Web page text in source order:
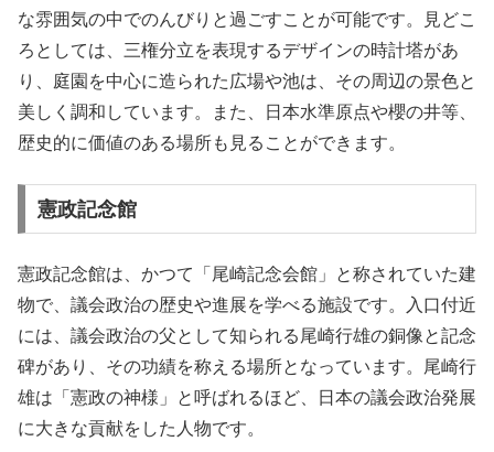
な雰囲気の中でのんびりと過ごすことが可能です。見どこ
ろとしては、三権分立を表現するデザインの時計塔があ
り、庭園を中心に造られた広場や池は、その周辺の景色と
美しく調和しています。また、日本水準原点や櫻の井等、
歴史的に価値のある場所も見ることができます。
憲政記念館
憲政記念館は、かつて「尾崎記念会館」と称されていた建
物で、議会政治の歴史や進展を学べる施設です。入口付近
には、議会政治の父として知られる尾崎行雄の銅像と記念
碑があり、その功績を称える場所となっています。尾崎行
雄は「憲政の神様」と呼ばれるほど、日本の議会政治発展
に大きな貢献をした人物です。